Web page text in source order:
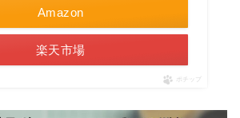
Amazon
楽天市場
ポチップ